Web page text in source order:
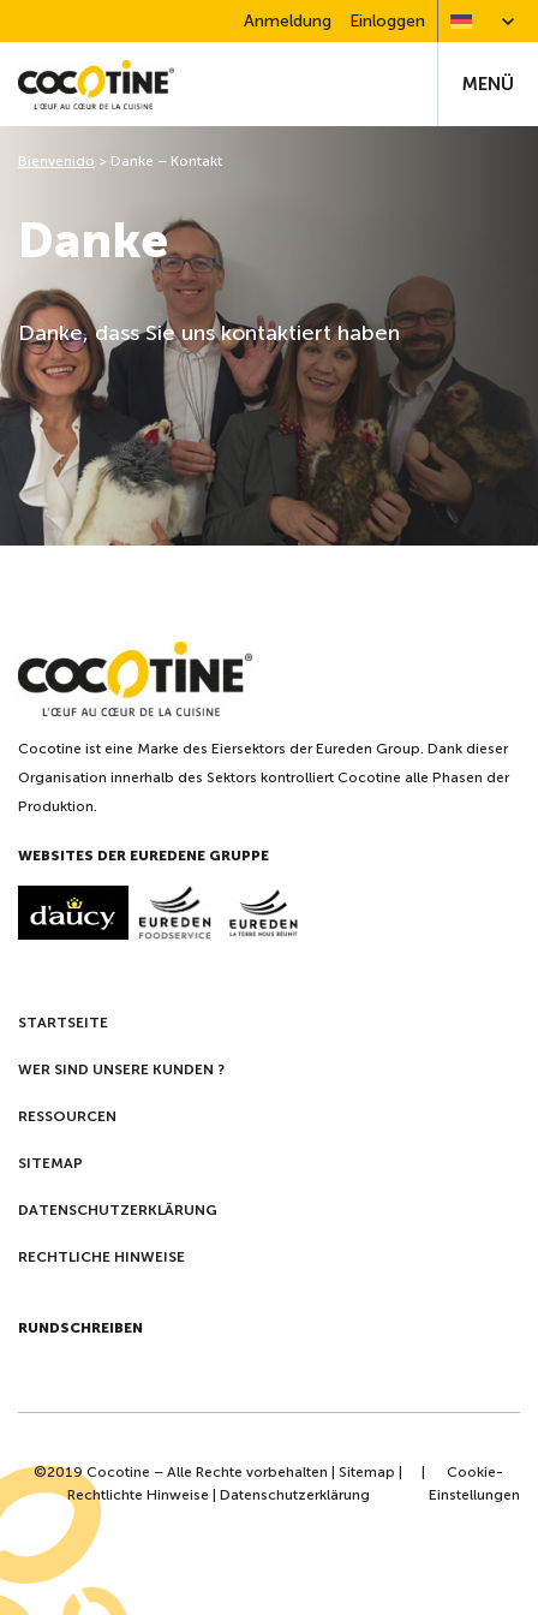
Anmeldung Einloggen
MENÜ
Danke
Danke, dass Sie uns kontaktiert haben
Bienvenido > Danke – Kontakt
Cocotine ist eine Marke des Eiersektors der Eureden Group. Dank dieser
Organisation innerhalb des Sektors kontrolliert Cocotine alle Phasen der
Produktion.
WEBSITES DER EUREDENE GRUPPE
STARTSEITE
WER SIND UNSERE KUNDEN ?
RESSOURCEN
SITEMAP
DATENSCHUTZERKLÄRUNG
RECHTLICHE HINWEISE
RUNDSCHREIBEN
©2019 Cocotine – Alle Rechte vorbehalten | Sitemap
Rechtlichte Hinweise
Datenschutzerklärung
Cookie-
Einstellungen